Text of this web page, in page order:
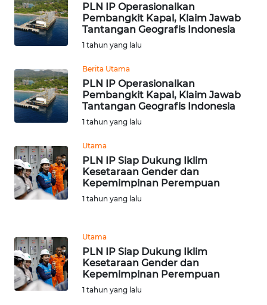
PLN IP Operasionalkan
Pembangkit Kapal, Klaim Jawab
Tantangan Geografis Indonesia
1 tahun yang lalu
Berita Utama
PLN IP Operasionalkan
Pembangkit Kapal, Klaim Jawab
Tantangan Geografis Indonesia
1 tahun yang lalu
Utama
PLN IP Siap Dukung Iklim
Kesetaraan Gender dan
Kepemimpinan Perempuan
1 tahun yang lalu
Utama
PLN IP Siap Dukung Iklim
Kesetaraan Gender dan
Kepemimpinan Perempuan
1 tahun yang lalu
WN
SULBAR
WN
BABEL
WN
SUMBAR
WN
SUMSEL
WN
WN
LAMPUNG
WN